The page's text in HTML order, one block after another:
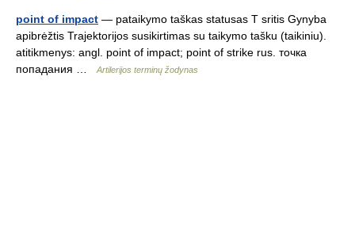
point of impact — pataikymo taškas statusas T sritis Gynyba
apibrėžtis Trajektorijos susikirtimas su taikymo tašku (taikiniu).
atitikmenys: angl. point of impact; point of strike rus. точка
попадания …
Artilerijos terminų žodynas